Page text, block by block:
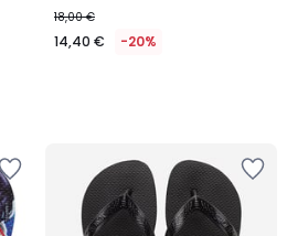
18,00 €
14,40 € -20%